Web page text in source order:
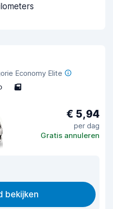
Economy Elite
5
€ 5,94
per dag
Gratis annuleren
bekijken